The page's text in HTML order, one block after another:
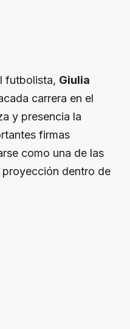
futbolista, Giulia
carrera en el
y presencia la
firmas
como una de las
dentro de